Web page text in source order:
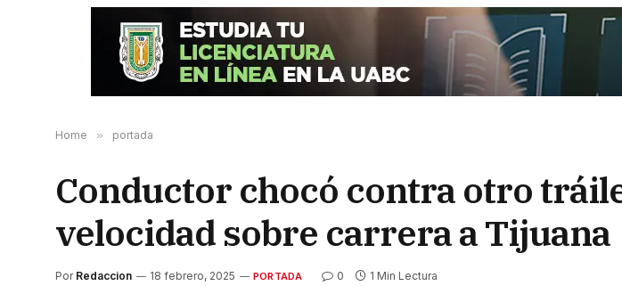
Home » portada
Conductor chocó contra otro
velocidad sobre carrera a Tijuana
Por Redaccion 18 febrero, 2025 PORTADA 0 1 Min Lectura